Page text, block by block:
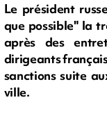
Le président
que possible" la
après des
dirigeants
sanctions suite
ville.